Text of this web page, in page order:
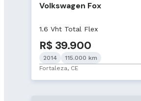
Volkswagen Fox
1.6 Vht Total Flex
R$ 39.900
2014
115.000 km
Fortaleza, CE